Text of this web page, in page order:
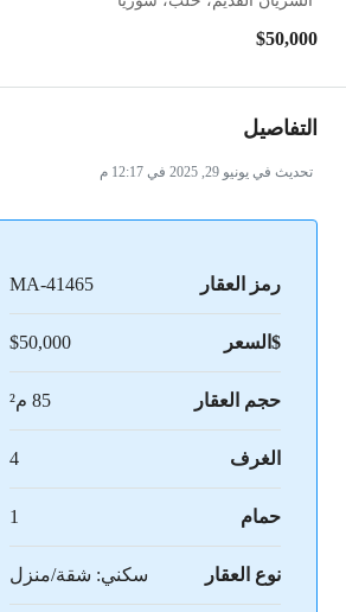
$50,000
التفاصيل
تحديث في يونيو 29, 2025 في 12:17 م
رمز العقار MA-41465
$السعر $50,000
حجم العقار 85 م²
الغرف 4
حمام 1
نوع العقار سكني: شقة/منزل